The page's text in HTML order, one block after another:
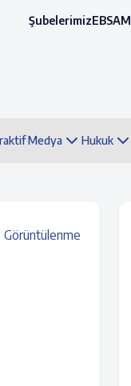
ŞubelerimizEBSAM
Medya Hukuk